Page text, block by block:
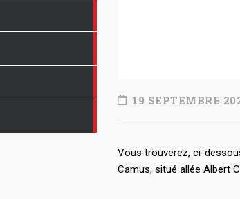
19 SEPTEMBRE
Vous trouverez, ci-
Camus, situé allée Albert